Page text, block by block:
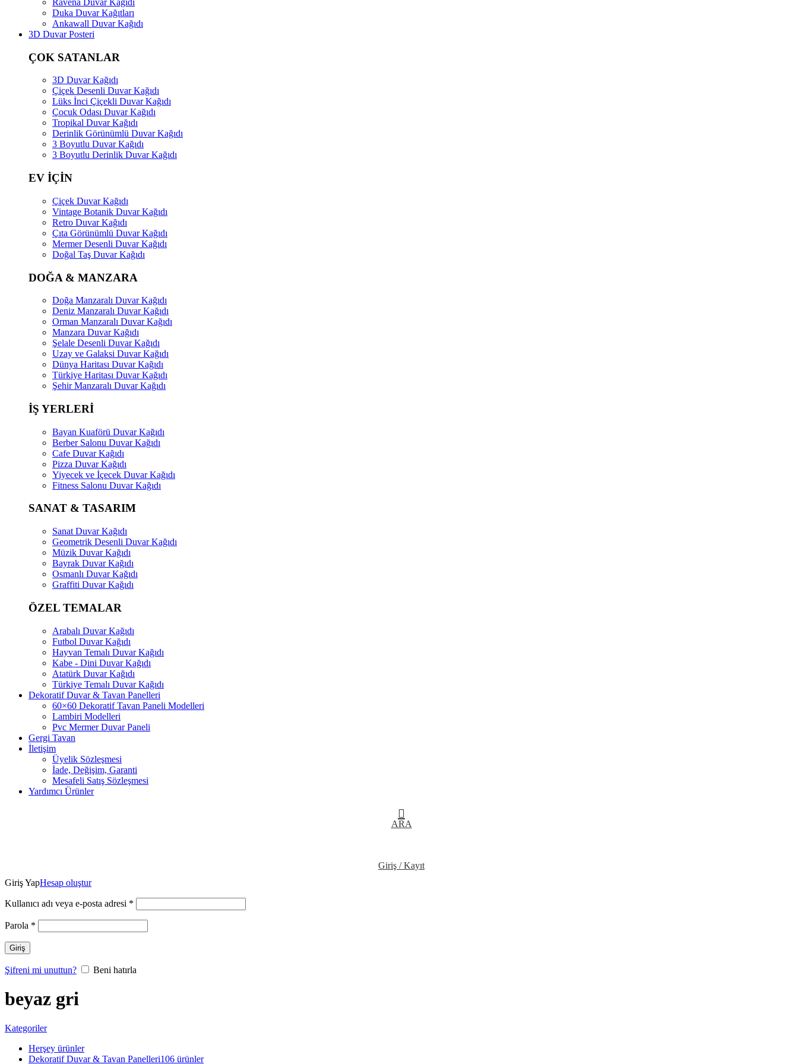
Ravena Duvar Kağıdı
Duka Duvar Kağıtları
Ankawall Duvar Kağıdı
3D Duvar Posteri
ÇOK SATANLAR
3D Duvar Kağıdı
Çiçek Desenli Duvar Kağıdı
Lüks İnci Çiçekli Duvar Kağıdı
Çocuk Odası Duvar Kağıdı
Tropikal Duvar Kağıdı
Derinlik Görünümlü Duvar Kağıdı
3 Boyutlu Duvar Kağıdı
3 Boyutlu Derinlik Duvar Kağıdı
EV İÇİN
Çiçek Duvar Kağıdı
Vintage Botanik Duvar Kağıdı
Retro Duvar Kağıdı
Çıta Görünümlü Duvar Kağıdı
Mermer Desenli Duvar Kağıdı
Doğal Taş Duvar Kağıdı
DOĞA & MANZARA
Doğa Manzaralı Duvar Kağıdı
Deniz Manzaralı Duvar Kağıdı
Orman Manzaralı Duvar Kağıdı
Manzara Duvar Kağıdı
Şelale Desenli Duvar Kağıdı
Uzay ve Galaksi Duvar Kağıdı
Dünya Haritası Duvar Kağıdı
Türkiye Haritası Duvar Kağıdı
Şehir Manzaralı Duvar Kağıdı
İŞ YERLERİ
Bayan Kuaförü Duvar Kağıdı
Berber Salonu Duvar Kağıdı
Cafe Duvar Kağıdı
Pizza Duvar Kağıdı
Yiyecek ve İçecek Duvar Kağıdı
Fitness Salonu Duvar Kağıdı
SANAT & TASARIM
Sanat Duvar Kağıdı
Geometrik Desenli Duvar Kağıdı
Müzik Duvar Kağıdı
Bayrak Duvar Kağıdı
Osmanlı Duvar Kağıdı
Graffiti Duvar Kağıdı
ÖZEL TEMALAR
Arabalı Duvar Kağıdı
Futbol Duvar Kağıdı
Hayvan Temalı Duvar Kağıdı
Kabe - Dini Duvar Kağıdı
Atatürk Duvar Kağıdı
Türkiye Temalı Duvar Kağıdı
Dekoratif Duvar & Tavan Panelleri
60×60 Dekoratif Tavan Paneli Modelleri
Lambiri Modelleri
Pvc Mermer Duvar Paneli
Gergi Tavan
İletişim
Üyelik Sözleşmesi
İade, Değişim, Garanti
Mesafeli Satış Sözleşmesi
Yardımcı Ürünler
ARA
Giriş / Kayıt
Giriş YapHesap oluştur
Kullanıcı adı veya e-posta adresi *
Parola *
Giriş
Şifreni mi unuttun? Beni hatırla
beyaz gri
Kategoriler
Herşey ürünler
Dekoratif Duvar & Tavan Panelleri106 ürünler